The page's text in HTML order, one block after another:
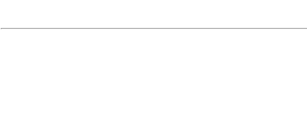
その他･事業所数(2016)